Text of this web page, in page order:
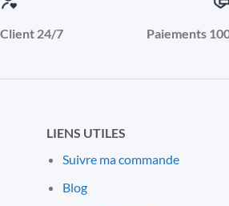
24/7 Paiements
LIENS UTILES
Suivre ma commande
Blog